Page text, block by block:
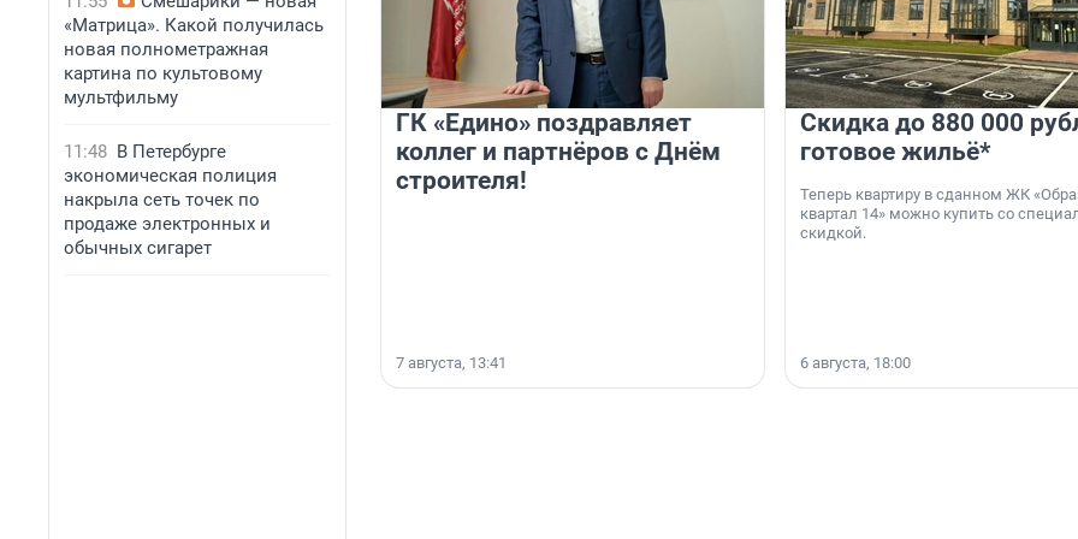
«Матрица». Какой получилась
новая полнометражная
картина по культовому
мультфильму
11:48 В Петербурге
экономическая полиция
накрыла сеть точек по
продаже электронных и
обычных сигарет
ГК «Едино» поздравляет
коллег и партнёров с Днём
строителя!
7 августа, 13:41
Скидка до 880 000
готовое жильё*
Теперь квартиру в сданном ЖК
квартал 14» можно купить со
скидкой.
6 августа, 18:00